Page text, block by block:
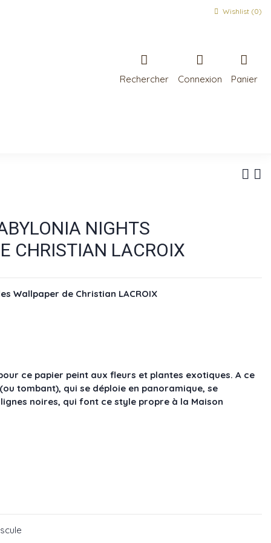
Wishlist (0)
Rechercher Connexion Panier
NIGHTS
CHRISTIAN LACROIX
Wallpaper de Christian LACROIX
ce papier peint aux fleurs et plantes exotiques. A ce
tombant), qui se déploie en panoramique, se
noires, qui font ce style propre à la Maison